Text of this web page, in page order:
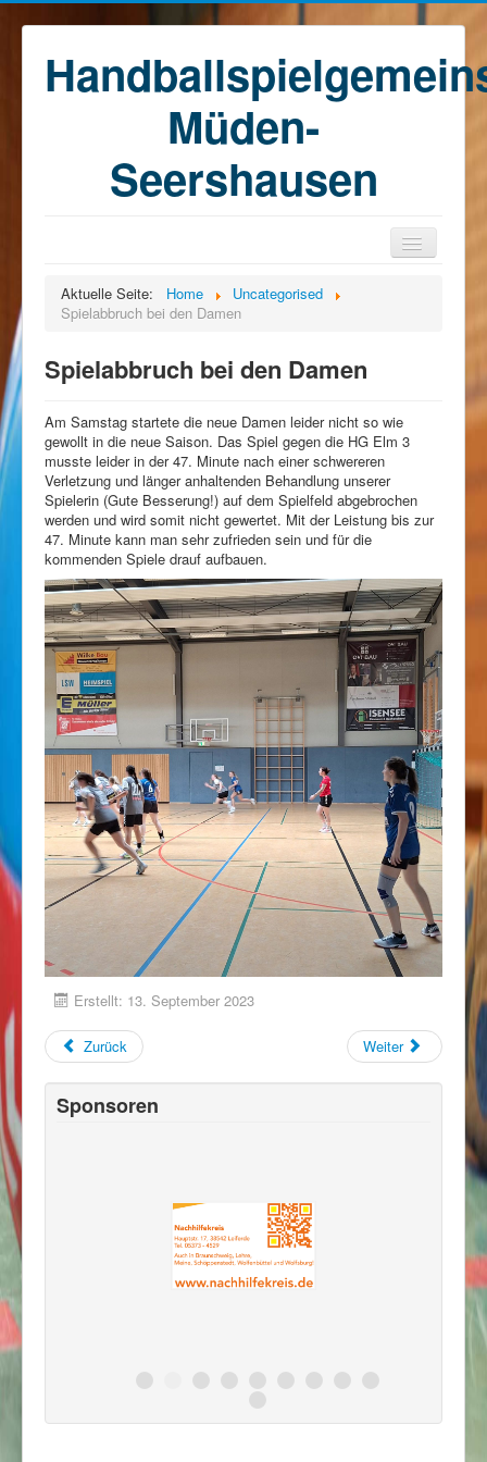
Müden-
Seershausen
Teams
Kontakt
Förderkreis
Sponsoren
Aktuelle Seite: Home
Uncategorised
Spielabbruch bei den Damen
Spielabbruch bei den Damen
Am Samstag startete die neue Damen leider nicht so wie
gewollt in die neue Saison. Das Spiel gegen die HG Elm 3
musste leider in der 47. Minute nach einer schwereren
Verletzung und länger anhaltenden Behandlung unserer
Spielerin (Gute Besserung!) auf dem Spielfeld abgebrochen
werden und wird somit nicht gewertet. Mit der Leistung bis zur
47. Minute kann man sehr zufrieden sein und für die
kommenden Spiele drauf aufbauen.
Erstellt: 13. September 2023
Zurück Weiter
Sponsoren